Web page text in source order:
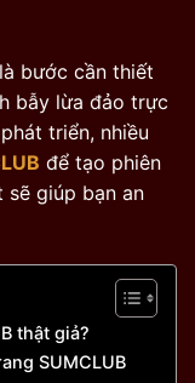
là bước cần thiết
bẫy lừa đảo trực
triển, nhiều
để tạo phiên
sẽ giúp bạn an
thật giả?
SUMCLUB